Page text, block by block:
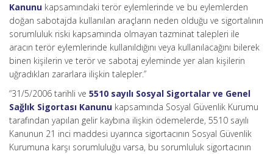
Kanunu kapsamındaki terör eylemlerinde ve bu eylemlerden
doğan sabotajda kullanılan araçların neden olduğu ve sigortalının
sorumluluk riski kapsamında olmayan tazminat talepleri ile
aracın terör eylemlerinde kullanıldığını veya kullanılacağını bilerek
binen kişilerin ve terör ve sabotaj eyleminde yer alan kişilerin
uğradıkları zararlara ilişkin talepler.”
“31/5/2006 tarihli ve 5510 sayılı Sosyal Sigortalar ve Genel
Sağlık Sigortası Kanunu kapsamında Sosyal Güvenlik Kurumu
tarafından yapılan gelir kaybına ilişkin ödemelerde, 5510 sayılı
Kanunun 21 inci maddesi uyarınca sigortacının Sosyal Güvenlik
Kurumuna karşı sorumluluğu varsa, bu sorumluluk sigortacının